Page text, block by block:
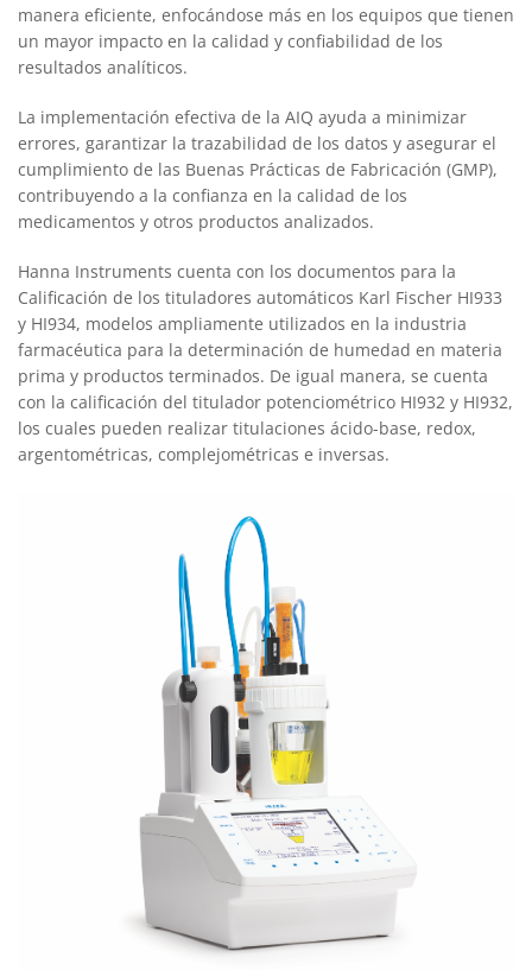
manera eficiente, enfocándose más en los equipos que tienen
un mayor impacto en la calidad y confiabilidad de los
resultados analíticos.
La implementación efectiva de la AIQ ayuda a minimizar
errores, garantizar la trazabilidad de los datos y asegurar el
cumplimiento de las Buenas Prácticas de Fabricación (GMP),
contribuyendo a la confianza en la calidad de los
medicamentos y otros productos analizados.
Hanna Instruments cuenta con los documentos para la
Calificación de los tituladores automáticos Karl Fischer HI933
y HI934, modelos ampliamente utilizados en la industria
farmacéutica para la determinación de humedad en materia
prima y productos terminados. De igual manera, se cuenta
con la calificación del titulador potenciométrico HI932 y HI932,
los cuales pueden realizar titulaciones ácido-base, redox,
argentométricas, complejométricas e inversas.